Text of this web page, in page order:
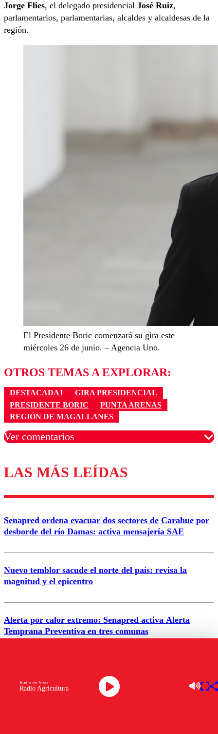
Jorge Flies, el delegado presidencial José Ruiz,
parlamentarios, parlamentarias, alcaldes y alcaldesas de la
región.
El Presidente Boric comenzará su gira este
miércoles 26 de junio. – Agencia Uno.
OTROS TEMAS A EXPLORAR:
DESTACADA1
GIRA PRESIDENCIAL
PRESIDENTE BORIC
PUNTA ARENAS
REGIÓN DE MAGALLANES
Ver comentarios
Los comentarios son moderados para garantizar un
diálogo respetuoso.
Nombre
Correo
LAS MÁS LEÍDAS
Senapred ordena evacuar dos sectores de Carahue por
desborde del río Damas: activa mensajería SAE
Nuevo temblor sacude el norte del país: revisa la
magnitud y el epicentro
Alerta por calor extremo: Senapred activa Alerta
Temprana Preventiva en tres comunas
tramitación del proyecto de reconstrucción
Radio Agricultura
Radio en Vivo